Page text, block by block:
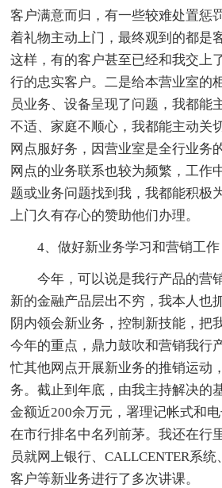
客户满意而归，有一些较难处置惩
着礼物主动上门，最终观到的都是
这样，有的客户甚至已经和我交上
行的忠实客户。二是给本营业室的
员业务、设备呈现了问题，我都能
不适、家庭不顺心，我都能主动关
网点服好务，因营业室是全行业务
网点的业务联系也较为频繁，工作
题或业务问题找到我，我都能积极
上门久有存心的赞助他们办理。
4、做好新业务学习和营销工作
今年，可以说是我行产品的营
新的金融产品层出不穷，我本人也
阴内领会新业务，控制新技能，把
今年的重点，鼎力鼓吹和营销我行
忙其他网点开展新业务的推销运动
务。截止到年底，由我主持解决的
金额近200余万元，署理记帐式和电
在市行排名中名列前茅。我还在行
员就网上银行、CALLCENTER系
客户等新业务进行了多次讲课。